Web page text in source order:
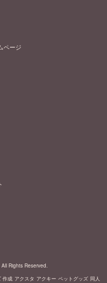
ページ
Rights Reserved.
作成 アクスタ アクキー ペットグッズ 同人